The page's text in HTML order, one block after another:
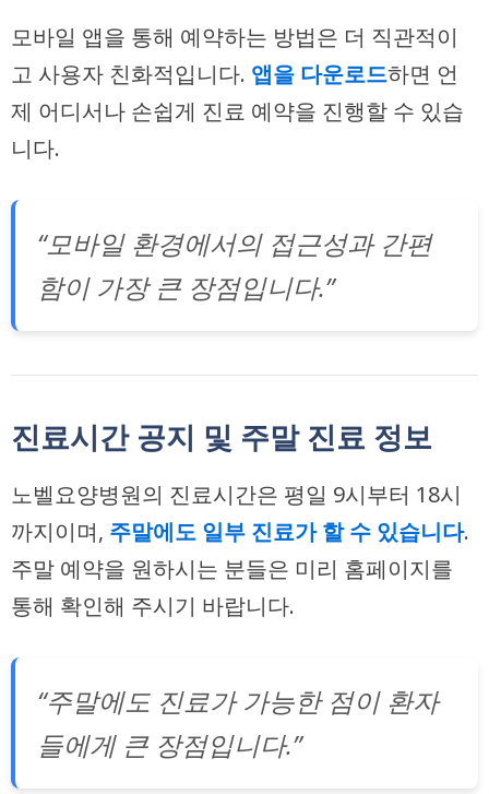
모바일 앱을 통해 예약하는 방법은 더 직관적이
고 사용자 친화적입니다. 앱을 다운로드하면 언
제 어디서나 손쉽게 진료 예약을 진행할 수 있습
니다.
“모바일 환경에서의 접근성과 간편
함이 가장 큰 장점입니다.”
진료시간 공지 및 주말 진료 정보
노벨요양병원의 진료시간은 평일 9시부터 18시
까지이며, 주말에도 일부 진료가 할 수 있습니다.
주말 예약을 원하시는 분들은 미리 홈페이지를
통해 확인해 주시기 바랍니다.
“주말에도 진료가 가능한 점이 환자
들에게 큰 장점입니다.”